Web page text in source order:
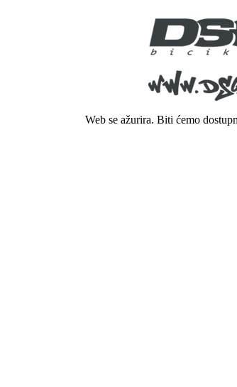
Web se ažurira. Biti ćemo